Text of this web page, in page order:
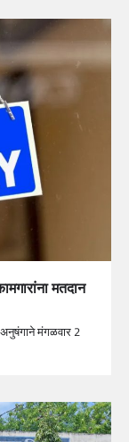
मतदान
मंगळवार 2